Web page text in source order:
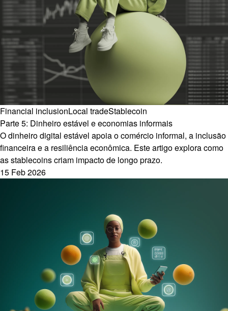
Financial inclusionLocal tradeStablecoin
Parte 5: Dinheiro estável e economias informais
O dinheiro digital estável apoia o comércio informal, a inclusão
financeira e a resiliência econômica. Este artigo explora como
as stablecoins criam impacto de longo prazo.
15 Feb 2026